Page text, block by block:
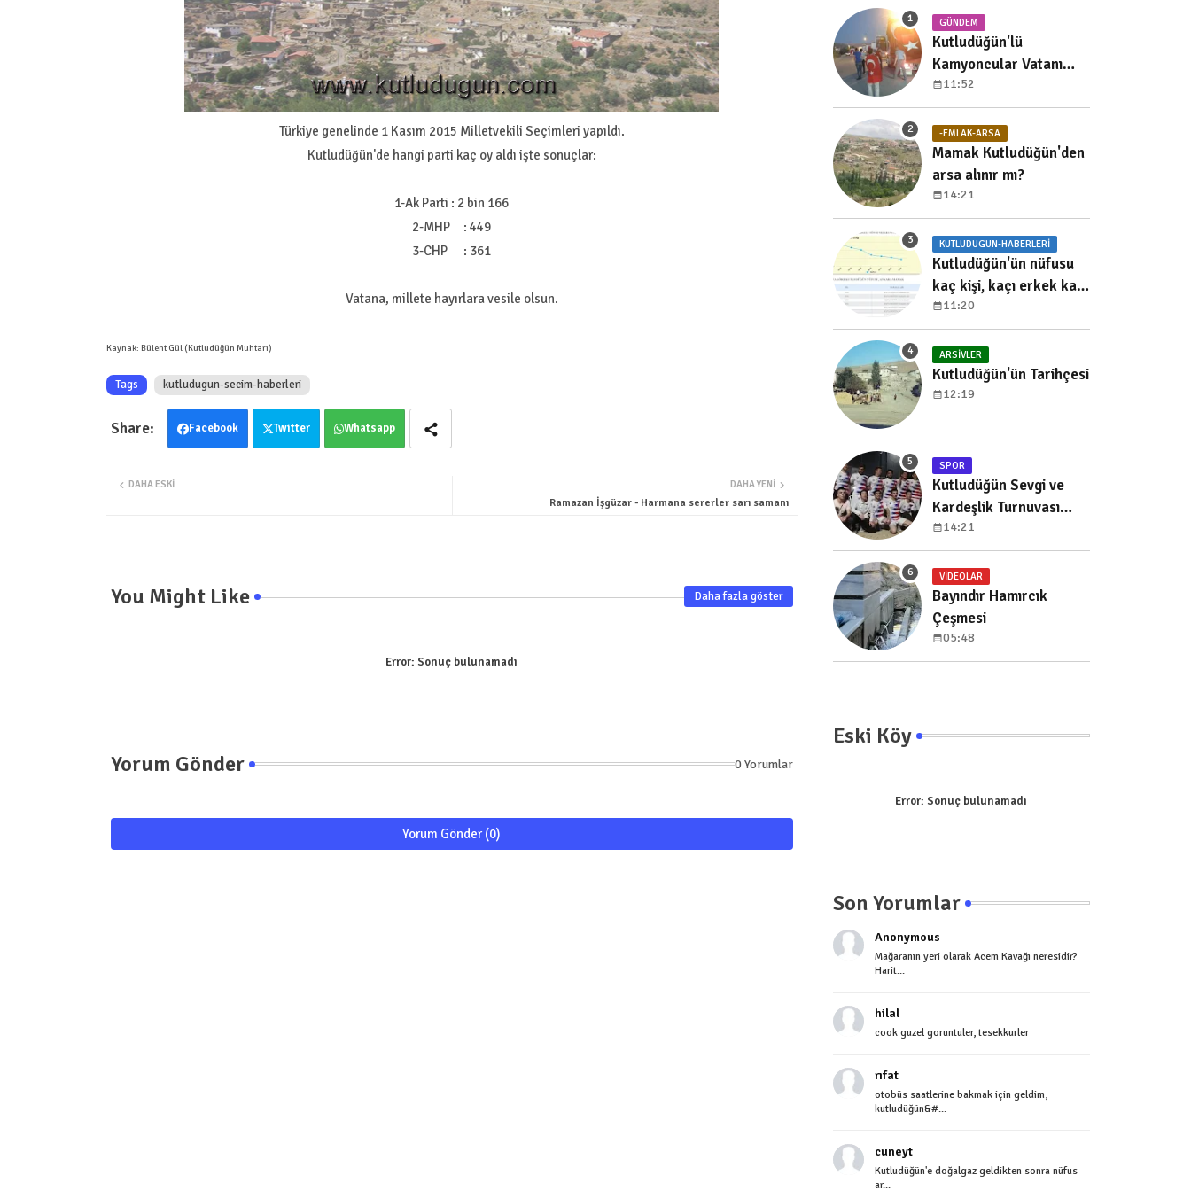
Türkiye genelinde 1 Kasım 2015 Milletvekili Seçimleri yapıldı.
Kutludüğün'de hangi parti kaç oy aldı işte sonuçlar:
1-Ak Parti : 2 bin 166
2-MHP : 449
3-CHP : 361
Vatana, millete hayırlara vesile olsun.
Kaynak: Bülent Gül (Kutludüğün Muhtarı)
Tags kutludugun-secim-haberleri
Facebook Twitter Whatsapp
DAHA YENI
Ramazan İşgüzar - Harmana sererler sarı samanı
DAHA ESKI
You Might Like Daha fazla göster
Error: Sonuç bulunamadı
Yorum Gönder 0 Yorumlar
Yorum Gönder (0)
GÜNDEM
Kutludüğün'lü
Kamyoncular Vatanı
Koruma Nöbetinde
11:52
-EMLAK-ARSA
Mamak Kutludüğün'den
arsa alınır mı?
14:21
KUTLUDUGUN-HABERLERI
Kutludüğün'ün nüfusu
kaç kişi, kaçı erkek kaçı
kadın, yıllara göre
dağılımı nedir?
11:20
ARSIVLER
Kutludüğün'ün Tarihçesi
12:19
SPOR
Kutludüğün Sevgi ve
Kardeşlik Turnuvası
Başladı
14:21
VIDEOLAR
Bayındır Hamırcık
Çeşmesi
05:48
Eski Köy
Error: Sonuç bulunamadı
Son Yorumlar
Anonymous
Mağaranın yeri olarak Acem Kavağı neresidir?
Harit...
hilal
cook guzel goruntuler, tesekkurler
rıfat
otobüs saatlerine bakmak için geldim,
kutludüğün&#...
cuneyt
Kutludüğün'e doğalgaz geldikten sonra nüfus
ar...